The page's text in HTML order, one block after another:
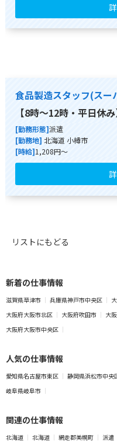
食品製造スタッフ(スー
【8時～12時・平日休
[勤務形態]派遣
[勤務地] 北海道 小樽市
[時給]1,208円～
リストにもどる
新着の仕事情報
滋賀県草津市 兵庫県神戸市中央区
大阪府大阪市北区
大阪府吹田市 大
大阪府大阪市中央区
人気の仕事情報
愛知県名古屋市東区 静岡県浜松市中央
岐阜県岐阜市
関連の仕事情報
北海道 北海道 網走郡美幌町 派遣